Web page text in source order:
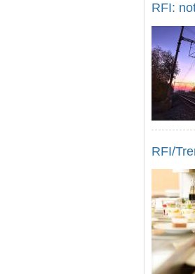
RFI:
RFI/